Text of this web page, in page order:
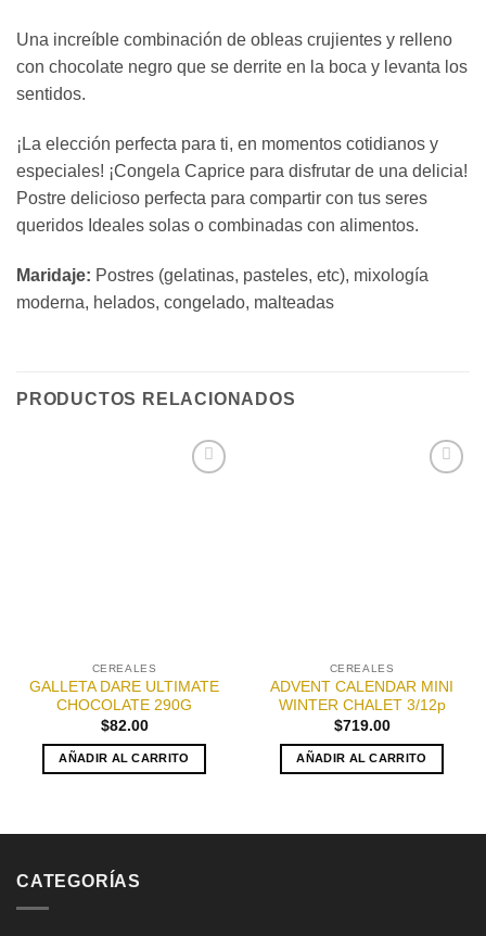
Una increíble combinación de obleas crujientes y relleno
con chocolate negro que se derrite en la boca y levanta los
sentidos.
¡La elección perfecta para ti, en momentos cotidianos y
especiales! ¡Congela Caprice para disfrutar de una delicia!
Postre delicioso perfecta para compartir con tus seres
queridos Ideales solas o combinadas con alimentos.
Maridaje: Postres (gelatinas, pasteles, etc), mixología
moderna, helados, congelado, malteadas
PRODUCTOS RELACIONADOS
CEREALES
GALLETA DARE ULTIMATE
CHOCOLATE 290G
$82.00
AÑADIR AL CARRITO
CEREALES
ADVENT CALENDAR MINI
WINTER CHALET 3/12p
$719.00
AÑADIR AL CARRITO
CATEGORÍAS